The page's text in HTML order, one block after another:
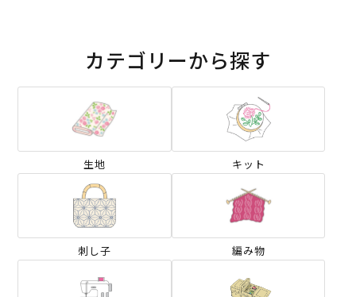
カテゴリーから探す
生地 キット
刺し子 編み物